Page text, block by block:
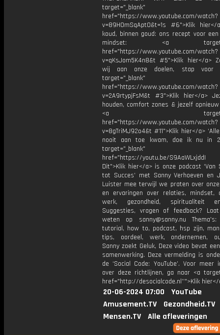
target="_blank"
href="https://www.youtube.com/watch?
v=89H0mSqApt0&t=1s #6">Klik hier</
koud, binnen goud: ons recept voor
mindset: <a
href="https://www.youtube.com/watch?
v=qKsJom5K4n8&t #5">Klik hier</a>
wij aan onze doelen, stap voor
target="_blank"
href="https://www.youtube.com/watch?
v=2A9rtypjFsM&t #3">Klik hier</a>
houden, comfort zones & jezelf
<a
href="https://www.youtube.com/watch?
v=8gTriMJ92o4&t #11">Klik hier</a>
nooit aan toe kwam, doe ik nu in
target="_blank"
href="https://youtu.be/S9AaWLxjddI
Dit">Klik hier</a> is onze podcast ‘Van
tot Succes’ met Sanny Verhoeven en
Luister mee terwijl we praten over
en ervaringen over relaties, mindset,
werk, gezondheid, spiritualiteit
Suggesties, vragen of feedback?
weten op sanny@sanny.nu
tutorial, how to, podcast, hsp zijn,
tips, oordeel, werk, ondernemen,
Sanny zoekt Geluk, Deze video bevat
samenwerking. Deze vermelding is
de ‘Social Code: YouTube’. Voor meer
over deze richtlijnen, ga naar <a
href="http://desocialcode.nl’’">Klik
20-06-2024 07:00
YouTube
Amusement.TV
Gezondheid.TV
Mensen.TV
Alle afleveringen